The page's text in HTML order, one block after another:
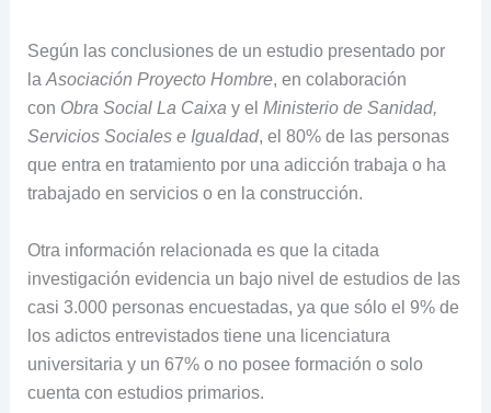
Según las conclusiones de un estudio presentado por
la Asociación Proyecto Hombre, en colaboración
con Obra Social La Caixa y el Ministerio de Sanidad,
Servicios Sociales e Igualdad, el 80% de las personas
que entra en tratamiento por una adicción trabaja o ha
trabajado en servicios o en la construcción.
Otra información relacionada es que la citada
investigación evidencia un bajo nivel de estudios de las
casi 3.000 personas encuestadas, ya que sólo el 9% de
los adictos entrevistados tiene una licenciatura
universitaria y un 67% o no posee formación o solo
cuenta con estudios primarios.